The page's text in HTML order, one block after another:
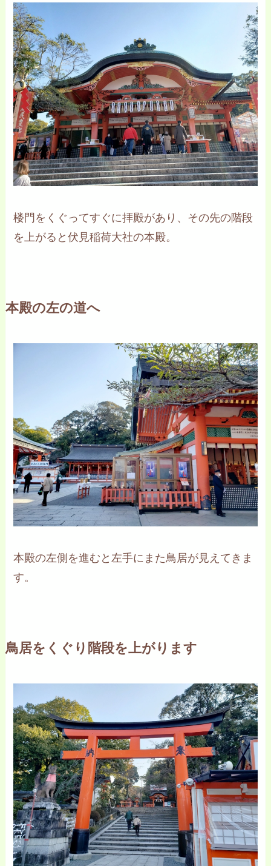
楼門をくぐってすぐに拝殿があり、その先の階段
を上がると伏見稲荷大社の本殿。
本殿の左の道へ
本殿の左側を進むと左手にまた鳥居が見えてきま
す。
鳥居をくぐり階段を上がります